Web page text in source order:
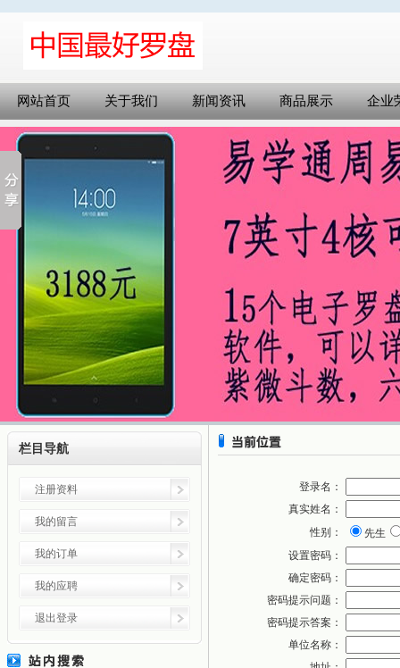
网站首页 关于我们 新闻资讯 商品展示 企业
栏目导航
注册资料
我的留言
我的订单
我的应聘
退出登录
登录名：
真实姓名：
性别：
先生
设置密码：
确定密码：
密码提示问题：
密码提示答案：
单位名称：